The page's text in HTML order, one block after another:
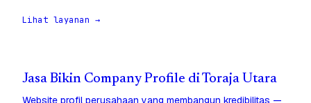
Lihat layanan →
Jasa Bikin Company Profile di Toraja Utara
Website profil perusahaan yang membangun kredibilitas —